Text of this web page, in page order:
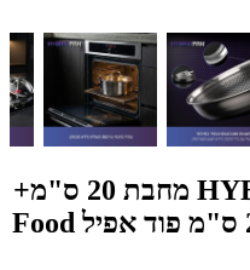
סט 3 מחבתות HYBRIDPAN מחבת 20 ס"מ+
מחבת 24 ס"מ +מחבת 28 ס"מ פוד אפיל Food